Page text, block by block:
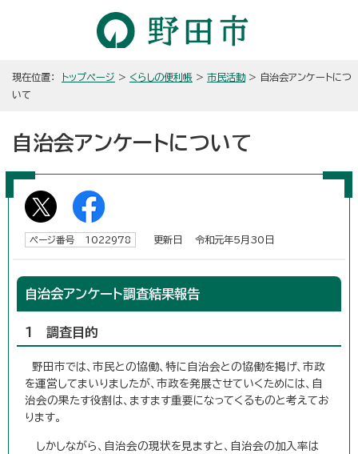
現在位置： トップページ > くらしの便利帳 > 市民活動> 自治会アンケートにつ
いて
自治会アンケートについて
ページ番号 1022978 更新日 令和元年5月30日
自治会アンケート調査結果報告
1 調査目的
野田市では、市民との協働、特に自治会との協働を掲げ、市政
を運営してまいりましたが、市政を発展させていくためには、自
治会の果たす役割は、ますます重要になってくるものと考えてお
ります。
しかしながら、自治会の現状を見ますと、自治会の加入率は